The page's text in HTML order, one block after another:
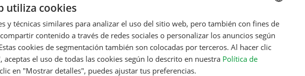
La página que buscas no existe
la página que buscas ya no existe o se ha movido.Volver a la página de inicio
DUTCH
ENGLISH
utiliza cookies
y técnicas similares para analizar el uso del sitio web, pero también con fines de
contenido a través de redes sociales o personalizar los anuncios según
cookies de segmentación también son colocadas por terceros. Al hacer clic
aceptas el uso de todas las cookies según lo descrito en nuestra Política de
en "Mostrar detalles", puedes ajustar tus preferencias.